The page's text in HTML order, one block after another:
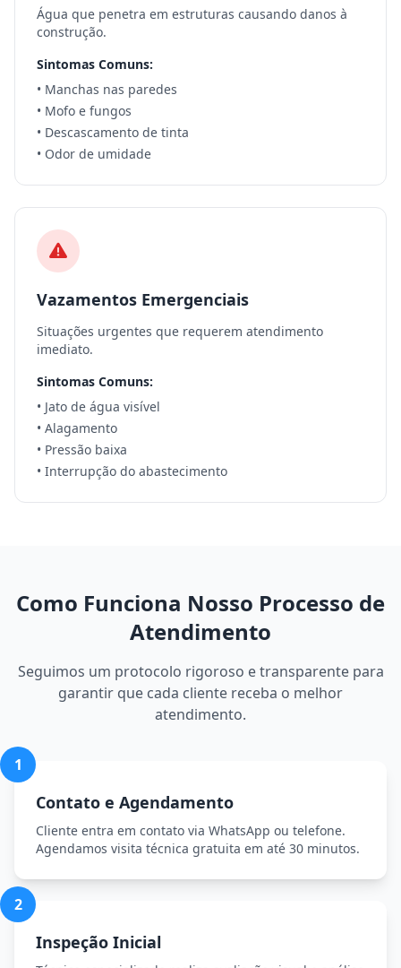
Água que penetra em estruturas causando danos à
construção.
Sintomas Comuns:
• Manchas nas paredes
• Mofo e fungos
• Descascamento de tinta
• Odor de umidade
Vazamentos Emergenciais
Situações urgentes que requerem atendimento
imediato.
Sintomas Comuns:
• Jato de água visível
• Alagamento
• Pressão baixa
• Interrupção do abastecimento
Como Funciona Nosso Processo de
Atendimento
Seguimos um protocolo rigoroso e transparente para
garantir que cada cliente receba o melhor
atendimento.
1
Contato e Agendamento
Cliente entra em contato via WhatsApp ou telefone.
Agendamos visita técnica gratuita em até 30 minutos.
2
Inspeção Inicial